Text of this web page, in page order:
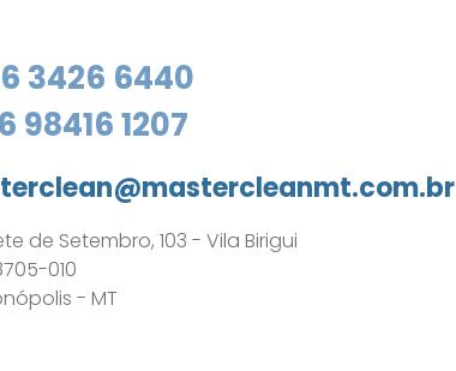
3426 6440
98416 1207
de Setembro, 103 - Vila Birigui
010
- MT